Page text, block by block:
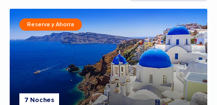
7 Noches
Reserva y Ahorra